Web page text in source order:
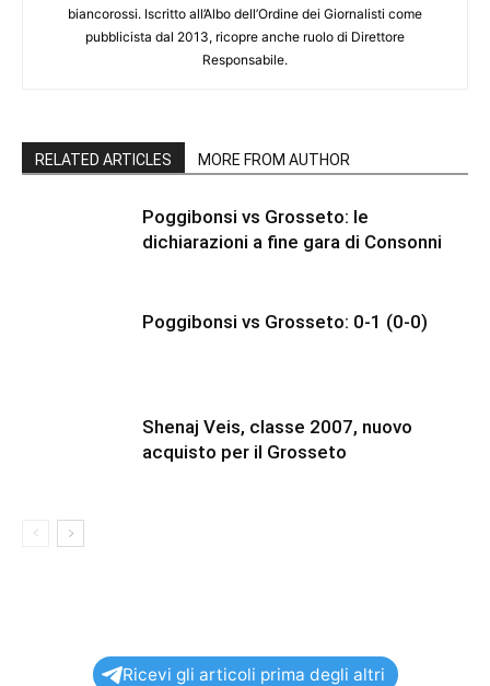
biancorossi. Iscritto all’Albo dell’Ordine dei Giornalisti come
pubblicista dal 2013, ricopre anche ruolo di Direttore
Responsabile.
RELATED ARTICLES MORE FROM AUTHOR
Poggibonsi vs Grosseto: le
dichiarazioni a fine gara di Consonni
Poggibonsi vs Grosseto: 0-1 (0-0)
Shenaj Veis, classe 2007, nuovo
acquisto per il Grosseto
Ricevi gli articoli prima degli altri